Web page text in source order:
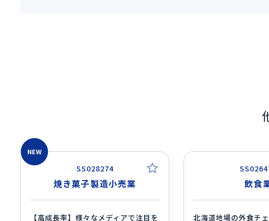
SS028274
NEW
焼き菓子製造小売業
【高成長率】様々なメディアで注目を
飲食
北海道地場の外食チ